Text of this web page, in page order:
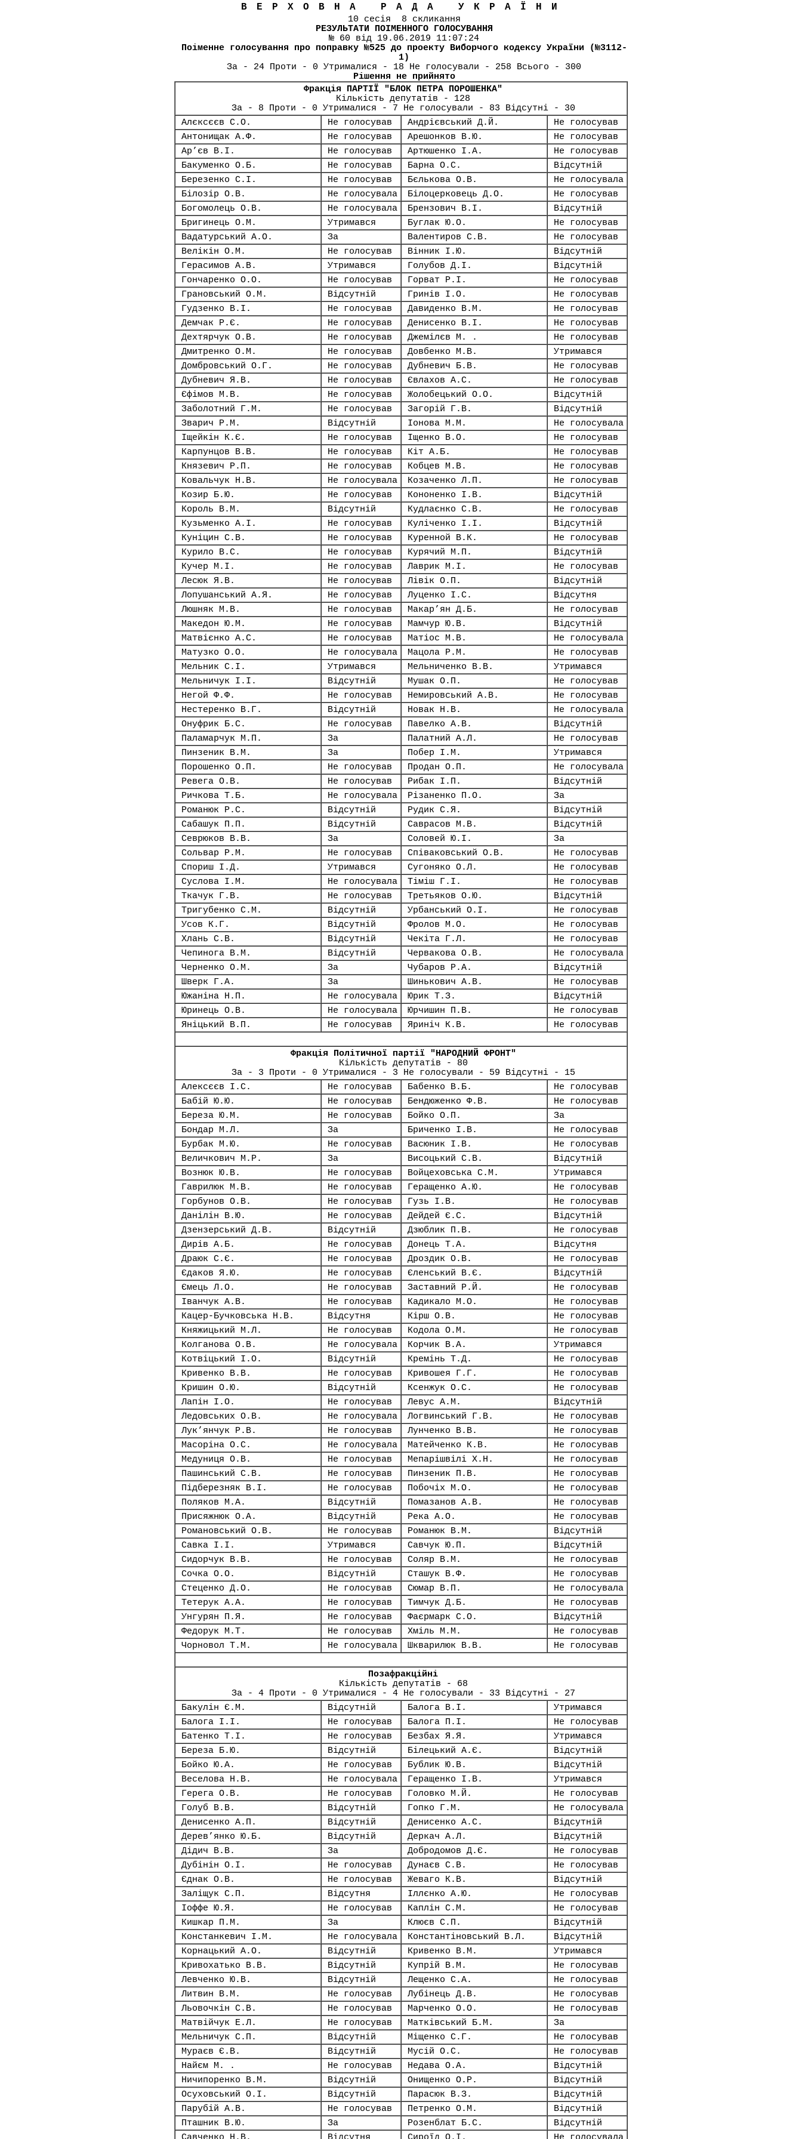
ВЕРХОВНА РАДА УКРАЇНИ
10 сесія 8 скликання
РЕЗУЛЬТАТИ ПОІМЕННОГО ГОЛОСУВАННЯ
№ 60 від 19.06.2019 11:07:24
Поіменне голосування про поправку №525 до проекту Виборчого кодексу України (№3112-
1)
За - 24 Проти - 0 Утрималися - 18 Не голосували - 258 Всього - 300
Рішення не прийнято
Фракція ПАРТІЇ "БЛОК ПЕТРА ПОРОШЕНКА"
Кількість депутатів - 128
За - 8 Проти - 0 Утрималися - 7 Не голосували - 83 Відсутні - 30
Алєксєєв С.О.
Не голосував Андрієвський Д.Й.
Не голосував
Антонищак А.Ф.
Не голосував Арешонков В.Ю.
Не голосував
Ар’єв В.І.
Не голосував Артюшенко І.А.
Не голосував
Бакуменко О.Б.
Не голосував Барна О.С.
Відсутній
Березенко С.І.
Не голосував Бєлькова О.В.
Не голосувала
Білозір О.В.
Не голосувала Білоцерковець Д.О.
Не голосував
Богомолець О.В.
Не голосувала Брензович В.І.
Відсутній
Бригинець О.М.
Утримався Буглак Ю.О.
Не голосував
Вадатурський А.О.
За Валентиров С.В.
Не голосував
Велікін О.М.
Не голосував Вінник І.Ю.
Відсутній
Герасимов А.В.
Утримався Голубов Д.І.
Відсутній
Гончаренко О.О.
Не голосував Горват Р.І.
Не голосував
Грановський О.М.
Відсутній Гринів І.О.
Не голосував
Гудзенко В.І.
Не голосував Давиденко В.М.
Не голосував
Демчак Р.Є.
Не голосував Денисенко В.І.
Не голосував
Дехтярчук О.В.
Не голосував Джемілєв М. .
Не голосував
Дмитренко О.М.
Не голосував Довбенко М.В.
Утримався
Домбровський О.Г.
Не голосував Дубневич Б.В.
Не голосував
Дубневич Я.В.
Не голосував Євлахов А.С.
Не голосував
Єфімов М.В.
Не голосував Жолобецький О.О.
Відсутній
Заболотний Г.М.
Не голосував Загорій Г.В.
Відсутній
Зварич Р.М.
Відсутній Іонова М.М.
Не голосувала
Іщейкін К.Є.
Не голосував Іщенко В.О.
Не голосував
Карпунцов В.В.
Не голосував Кіт А.Б.
Не голосував
Князевич Р.П.
Не голосував Кобцев М.В.
Не голосував
Ковальчук Н.В.
Не голосувала Козаченко Л.П.
Не голосував
Козир Б.Ю.
Не голосував Кононенко І.В.
Відсутній
Король В.М.
Відсутній Кудлаєнко С.В.
Не голосував
Кузьменко А.І.
Не голосував Куліченко І.І.
Відсутній
Куніцин С.В.
Не голосував Куренной В.К.
Не голосував
Курило В.С.
Не голосував Курячий М.П.
Відсутній
Кучер М.І.
Не голосував Лаврик М.І.
Не голосував
Лесюк Я.В.
Не голосував Лівік О.П.
Відсутній
Лопушанський А.Я.
Не голосував Луценко І.С.
Відсутня
Люшняк М.В.
Не голосував Макар’ян Д.Б.
Не голосував
Македон Ю.М.
Не голосував Мамчур Ю.В.
Відсутній
Матвієнко А.С.
Не голосував Матіос М.В.
Не голосувала
Матузко О.О.
Не голосувала Мацола Р.М.
Не голосував
Мельник С.І.
Утримався Мельниченко В.В.
Утримався
Мельничук І.І.
Відсутній Мушак О.П.
Не голосував
Негой Ф.Ф.
Не голосував Немировський А.В.
Не голосував
Нестеренко В.Г.
Відсутній Новак Н.В.
Не голосувала
Онуфрик Б.С.
Не голосував Павелко А.В.
Відсутній
Паламарчук М.П.
За Палатний А.Л.
Не голосував
Пинзеник В.М.
За Побер І.М.
Утримався
Порошенко О.П.
Не голосував Продан О.П.
Не голосувала
Ревега О.В.
Не голосував Рибак І.П.
Відсутній
Ричкова Т.Б.
Не голосувала Різаненко П.О.
За
Романюк Р.С.
Відсутній Рудик С.Я.
Відсутній
Сабашук П.П.
Відсутній Саврасов М.В.
Відсутній
Севрюков В.В.
За Соловей Ю.І.
За
Сольвар Р.М.
Не голосував Співаковський О.В.
Не голосував
Спориш І.Д.
Утримався Сугоняко О.Л.
Не голосував
Суслова І.М.
Не голосувала Тіміш Г.І.
Не голосував
Ткачук Г.В.
Не голосував Третьяков О.Ю.
Відсутній
Тригубенко С.М.
Відсутній Урбанський О.І.
Не голосував
Усов К.Г.
Відсутній Фролов М.О.
Не голосував
Хлань С.В.
Відсутній Чекіта Г.Л.
Не голосував
Чепинога В.М.
Відсутній Червакова О.В.
Не голосувала
Черненко О.М.
За Чубаров Р.А.
Відсутній
Шверк Г.А.
За Шинькович А.В.
Не голосував
Южаніна Н.П.
Не голосувала Юрик Т.З.
Відсутній
Юринець О.В.
Не голосувала Юрчишин П.В.
Не голосував
Яніцький В.П.
Не голосував Яриніч К.В. Не голосував
Фракція Політичної партії "НАРОДНИЙ ФРОНТ"
Кількість депутатів - 80
За - 3 Проти - 0 Утрималися - 3 Не голосували - 59 Відсутні - 15
Алексєєв І.С.
Не голосував Бабенко В.Б.
Не голосував
Бабій Ю.Ю.
Не голосував Бендюженко Ф.В.
Не голосував
Береза Ю.М.
Не голосував Бойко О.П.
За
Бондар М.Л.
За Бриченко І.В.
Не голосував
Бурбак М.Ю.
Не голосував Васюник І.В.
Не голосував
Величкович М.Р.
За Висоцький С.В.
Відсутній
Вознюк Ю.В.
Не голосував Войцеховська С.М.
Утримався
Гаврилюк М.В.
Не голосував Геращенко А.Ю.
Не голосував
Горбунов О.В.
Не голосував Гузь І.В.
Не голосував
Данілін В.Ю.
Не голосував Дейдей Є.С.
Відсутній
Дзензерський Д.В.
Відсутній Дзюблик П.В.
Не голосував
Дирів А.Б.
Не голосував Донець Т.А.
Відсутня
Драюк С.Є.
Не голосував Дроздик О.В.
Не голосував
Єдаков Я.Ю.
Не голосував Єленський В.Є.
Відсутній
Ємець Л.О.
Не голосував Заставний Р.Й.
Не голосував
Іванчук А.В.
Не голосував Кадикало М.О.
Не голосував
Кацер-Бучковська Н.В.
Відсутня Кірш О.В.
Не голосував
Княжицький М.Л.
Не голосував Кодола О.М.
Не голосував
Колганова О.В.
Не голосувала Корчик В.А.
Утримався
Котвіцький І.О.
Відсутній Кремінь Т.Д.
Не голосував
Кривенко В.В.
Не голосував Кривошея Г.Г.
Не голосував
Кришин О.Ю.
Відсутній Ксенжук О.С.
Не голосував
Лапін І.О.
Не голосував Левус А.М.
Відсутній
Ледовських О.В.
Не голосувала Логвинський Г.В.
Не голосував
Лук’янчук Р.В.
Не голосував Лунченко В.В.
Не голосував
Масоріна О.С.
Не голосувала Матейченко К.В.
Не голосував
Медуниця О.В.
Не голосував Мепарішвілі Х.Н.
Не голосував
Пашинський С.В.
Не голосував Пинзеник П.В.
Не голосував
Підберезняк В.І.
Не голосував Побочіх М.О.
Не голосував
Поляков М.А.
Відсутній Помазанов А.В.
Не голосував
Присяжнюк О.А.
Відсутній Река А.О.
Не голосував
Романовський О.В.
Не голосував Романюк В.М.
Відсутній
Савка І.І.
Утримався Савчук Ю.П.
Відсутній
Сидорчук В.В.
Не голосував Соляр В.М.
Не голосував
Сочка О.О.
Відсутній Сташук В.Ф.
Не голосував
Стеценко Д.О.
Не голосував Сюмар В.П.
Не голосувала
Тетерук А.А.
Не голосував Тимчук Д.Б.
Не голосував
Унгурян П.Я.
Не голосував Фаєрмарк С.О.
Відсутній
Федорук М.Т.
Не голосував Хміль М.М.
Не голосував
Чорновол Т.М.
Не голосувала Шкварилюк В.В. Не голосував
Позафракційні
Кількість депутатів - 68
За - 4 Проти - 0 Утрималися - 4 Не голосували - 33 Відсутні - 27
Бакулін Є.М.
Відсутній Балога В.І.
Утримався
Балога І.І.
Не голосував Балога П.І.
Не голосував
Батенко Т.І.
Не голосував Безбах Я.Я.
Утримався
Береза Б.Ю.
Відсутній Білецький А.Є.
Відсутній
Бойко Ю.А.
Не голосував Бублик Ю.В.
Відсутній
Веселова Н.В.
Не голосувала Геращенко І.В.
Утримався
Герега О.В.
Не голосував Головко М.Й.
Не голосував
Голуб В.В.
Відсутній Гопко Г.М.
Не голосувала
Денисенко А.П.
Відсутній Денисенко А.С.
Відсутній
Дерев’янко Ю.Б.
Відсутній Деркач А.Л.
Відсутній
Дідич В.В.
За Добродомов Д.Є.
Не голосував
Дубінін О.І.
Не голосував Дунаєв С.В.
Не голосував
Єднак О.В.
Не голосував Жеваго К.В.
Відсутній
Заліщук С.П.
Відсутня Іллєнко А.Ю.
Не голосував
Іоффе Ю.Я.
Не голосував Каплін С.М.
Не голосував
Кишкар П.М.
За Клюєв С.П.
Відсутній
Констанкевич І.М.
Не голосувала Константіновський В.Л.
Відсутній
Корнацький А.О.
Відсутній Кривенко В.М.
Утримався
Кривохатько В.В.
Відсутній Купрій В.М.
Не голосував
Левченко Ю.В.
Відсутній Лещенко С.А.
Не голосував
Литвин В.М.
Не голосував Лубінець Д.В.
Не голосував
Льовочкін С.В.
Не голосував Марченко О.О.
Не голосував
Матвійчук Е.Л.
Не голосував Матківський Б.М.
За
Мельничук С.П.
Відсутній Міщенко С.Г.
Не голосував
Мураєв Є.В.
Відсутній Мусій О.С.
Не голосував
Найєм М. .
Не голосував Недава О.А.
Відсутній
Ничипоренко В.М.
Відсутній Онищенко О.Р.
Відсутній
Осуховський О.І.
Відсутній Парасюк В.З.
Відсутній
Парубій А.В.
Не голосував Петренко О.М.
Відсутній
Пташник В.Ю.
За Розенблат Б.С.
Відсутній